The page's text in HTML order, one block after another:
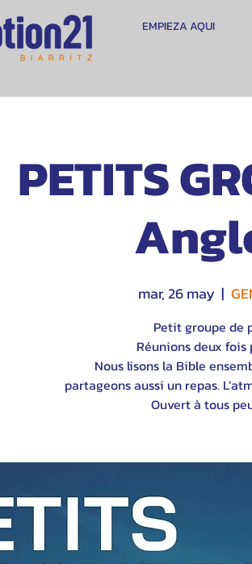
EMPIEZA AQUI
PETITS
mar, 26 may
  |
Petit groupe de
Réunions deux fois
Nous lisons la Bible
partageons aussi un repas.
Ouvert à tous